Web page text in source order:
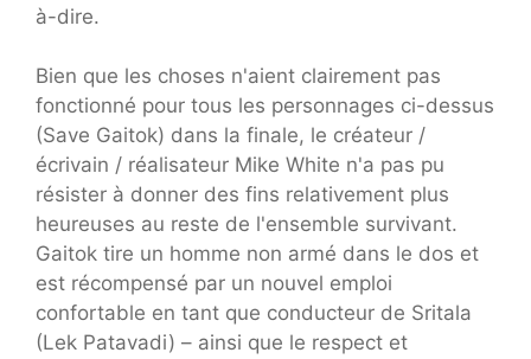
à-dire.
Bien que les choses n'aient clairement pas
fonctionné pour tous les personnages ci-dessus
(Save Gaitok) dans la finale, le créateur /
écrivain / réalisateur Mike White n'a pas pu
résister à donner des fins relativement plus
heureuses au reste de l'ensemble survivant.
Gaitok tire un homme non armé dans le dos et
est récompensé par un nouvel emploi
confortable en tant que conducteur de Sritala
(Lek Patavadi) – ainsi que le respect et